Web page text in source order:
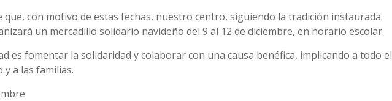
con motivo de estas fechas, nuestro centro, siguiendo la tradición instaurada
un mercadillo solidario navideño del 9 al 12 de diciembre, en horario escolar.
es fomentar la solidaridad y colaborar con una causa benéfica, implicando a todo el
a las familias.